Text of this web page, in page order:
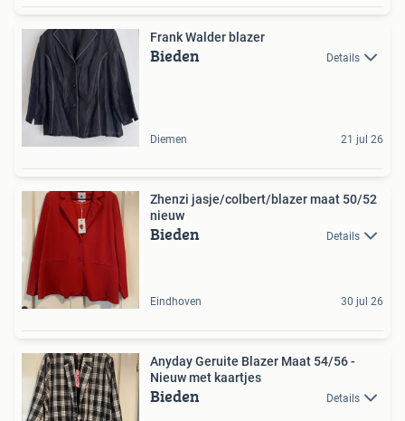
Frank Walder blazer
Bieden Details
Diemen 21 jul 26
Zhenzi jasje/colbert/blazer maat 50/52
nieuw
Bieden Details
Eindhoven 30 jul 26
Anyday Geruite Blazer Maat 54/56 -
Nieuw met kaartjes
Bieden Details